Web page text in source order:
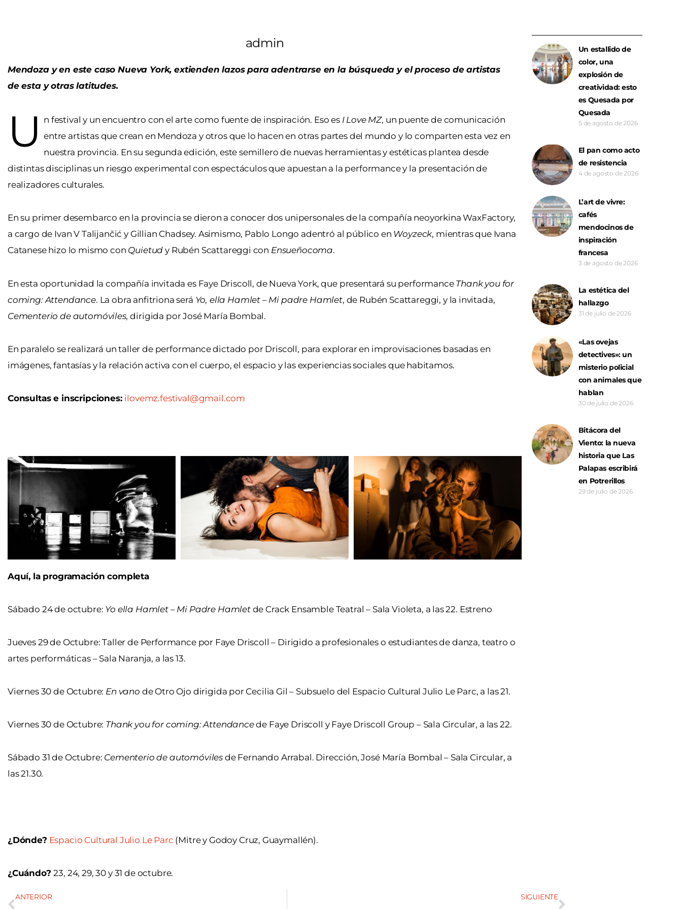
admin
Mendoza y en este caso Nueva York, extienden lazos para adentrarse en la búsqueda y el proceso de artistas
de esta y otras latitudes.
U n festival y un encuentro con el arte como fuente de inspiración. Eso es I Love MZ, un puente de comunicación
entre artistas que crean en Mendoza y otros que lo hacen en otras partes del mundo y lo comparten esta vez en
nuestra provincia. En su segunda edición, este semillero de nuevas herramientas y estéticas plantea desde
distintas disciplinas un riesgo experimental con espectáculos que apuestan a la performance y la presentación de
realizadores culturales.
En su primer desembarco en la provincia se dieron a conocer dos unipersonales de la compañía neoyorkina WaxFactory,
a cargo de Ivan V Talijančić y Gillian Chadsey. Asimismo, Pablo Longo adentró al público en Woyzeck, mientras que Ivana
Catanese hizo lo mismo con Quietud y Rubén Scattareggi con Ensueñocoma.
En esta oportunidad la compañía invitada es Faye Driscoll, de Nueva York, que presentará su performance Thank you for
coming: Attendance. La obra anfitriona será Yo, ella Hamlet – Mi padre Hamlet, de Rubén Scattareggi, y la invitada,
Cementerio de automóviles,dirigida por José María Bombal.
En paralelo se realizará un taller de performance dictado por Driscoll, para explorar en improvisaciones basadas en
imágenes, fantasías y la relación activa con el cuerpo, el espacio y las experiencias sociales que habitamos.
Consultas e inscripciones: ilovemz.festival@gmail.com
Aquí, la programación completa
Sábado 24 de octubre: Yo ella Hamlet – Mi Padre Hamletde Crack Ensamble Teatral – Sala Violeta, a las 22. Estreno
Jueves 29 de Octubre: Taller de Performance por Faye Driscoll – Dirigido a profesionales o estudiantes de danza, teatro o
artes performáticas – Sala Naranja, a las 13.
Viernes 30 de Octubre: En vano de Otro Ojo dirigida por Cecilia Gil – Subsuelo del Espacio Cultural Julio Le Parc, a las 21.
Viernes 30 de Octubre: Thank you for coming: Attendancede Faye Driscoll y Faye Driscoll Group – Sala Circular, a las 22.
Sábado 31 de Octubre: Cementerio de automóviles de Fernando Arrabal. Dirección, José María Bombal – Sala Circular, a
las 21.30.
¿Dónde? Espacio Cultural Julio Le Parc (Mitre y Godoy Cruz, Guaymallén).
¿Cuándo?23, 24, 29, 30 y 31 de octubre.
Un estallido de
color, una
explosión de
creatividad: esto
es Quesada por
Quesada
5 de agosto de 2026
El pan como acto
de resistencia
4 de agosto de 2026
L’art de vivre:
cafés
mendocinos de
inspiración
francesa
3 de agosto de 2026
La estética del
hallazgo
31 de julio de 2026
«Las ovejas
detectives»: un
misterio policial
con animales que
hablan
30 de julio de 2026
Bitácora del
Viento: la nueva
historia que Las
Palapas escribirá
en Potrerillos
29 de julio de 2026
ANTERIOR SIGUIENTE